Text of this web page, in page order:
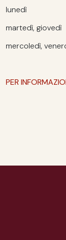
martedì,
mercoledì,
PER